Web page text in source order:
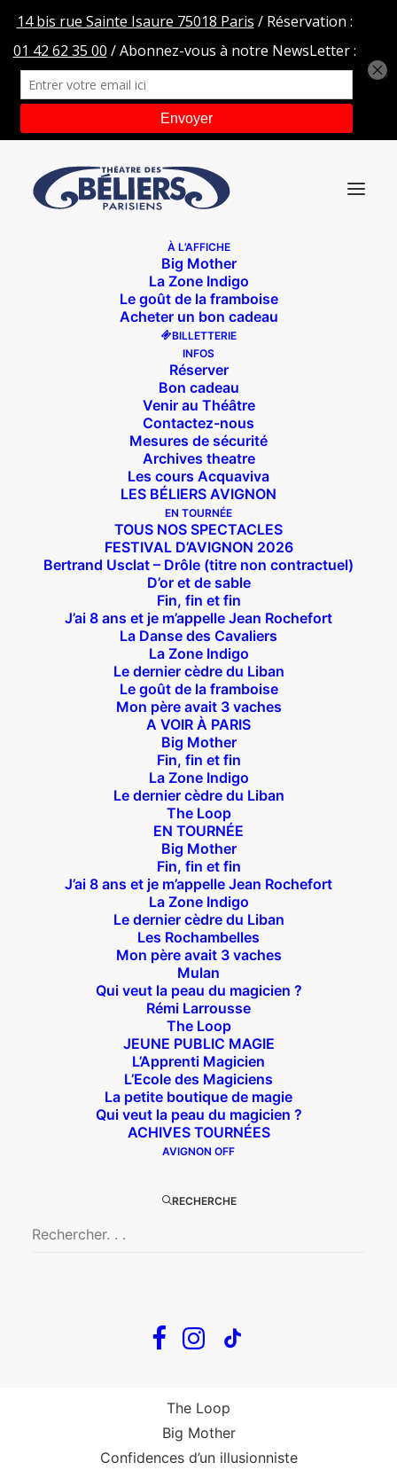
À L’AFFICHE
Big Mother
La Zone Indigo
Le goût de la framboise
Acheter un bon cadeau
BILLETTERIE
INFOS
Réserver
Bon cadeau
Venir au Théâtre
Contactez-nous
Mesures de sécurité
Archives theatre
Les cours Acquaviva
LES BÉLIERS AVIGNON
EN TOURNÉE
TOUS NOS SPECTACLES
FESTIVAL D’AVIGNON 2026
Bertrand Usclat – Drôle (titre non contractuel)
D’or et de sable
Fin, fin et fin
J’ai 8 ans et je m’appelle Jean Rochefort
La Danse des Cavaliers
La Zone Indigo
Le dernier cèdre du Liban
Le goût de la framboise
Mon père avait 3 vaches
A VOIR À PARIS
Big Mother
Fin, fin et fin
La Zone Indigo
Le dernier cèdre du Liban
The Loop
EN TOURNÉE
Big Mother
Fin, fin et fin
J’ai 8 ans et je m’appelle Jean Rochefort
La Zone Indigo
Le dernier cèdre du Liban
Les Rochambelles
Mon père avait 3 vaches
Mulan
Qui veut la peau du magicien ?
Rémi Larrousse
The Loop
JEUNE PUBLIC MAGIE
L’Apprenti Magicien
L’Ecole des Magiciens
La petite boutique de magie
Qui veut la peau du magicien ?
ACHIVES TOURNÉES
AVIGNON OFF
RECHERCHE
Les-Grenouilles-06-bd
Les grenouilles du Baïkal Les-Grenouilles-06-bd
Suivez nous !
Théâtre des Béliers Parisiens
14 bis rue Sainte Isaure 75018 Paris
Joffrin / Simplon – Loc :01 42 62 35 00
À l’affiche
Big Mother
Le goût de la framboise
En tournée
The Loop
Big Mother
Confidences d’un illusionniste